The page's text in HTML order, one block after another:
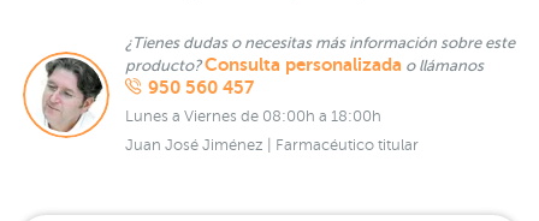
¿Tienes dudas o necesitas más información sobre este
producto?Consulta personalizada o llámanos
950 560 457
Lunes a Viernes de 08:00h a 18:00h
Juan José Jiménez | Farmacéutico titular